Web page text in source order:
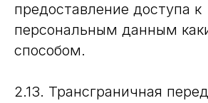
предоставление доступа к
персональным данным
способом.
2.13. Трансграничная